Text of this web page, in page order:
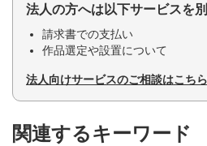
法人の方へは以下サービスを
請求書での支払い
作品選定や設置について
法人向けサービスのご相談はこちら
関連するキーワード